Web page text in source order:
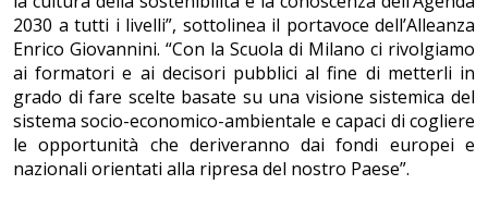
2030 a tutti i livelli”, sottolinea il portavoce dell’Alleanza
Enrico Giovannini. “Con la Scuola di Milano ci rivolgiamo
ai formatori e ai decisori pubblici al fine di metterli in
grado di fare scelte basate su una visione sistemica del
sistema socio-economico-ambientale e capaci di cogliere
le opportunità che deriveranno dai fondi europei e
nazionali orientati alla ripresa del nostro Paese”.